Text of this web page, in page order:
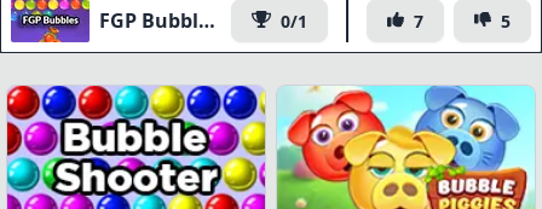
FGP Bubble Shooter 0/1 7 5